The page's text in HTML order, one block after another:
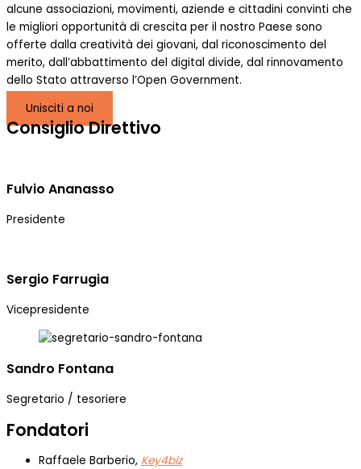
alcune associazioni, movimenti, aziende e cittadini convinti che
le migliori opportunità di crescita per il nostro Paese sono
offerte dalla creatività dei giovani, dal riconoscimento del
merito, dall’abbattimento del digital divide, dal rinnovamento
dello Stato attraverso l’Open Government.
Unisciti a noi
Consiglio Direttivo
Fulvio Ananasso
Presidente
Sergio Farrugia
Vicepresidente
Sandro Fontana
Segretario / tesoriere
Fondatori
Raffaele Barberio, Key4biz